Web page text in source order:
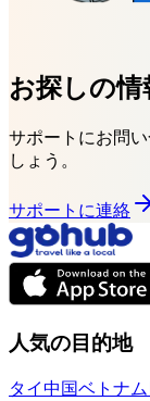
お探しの
サポートにお問
しょう。
サポートに連絡
人気の目的地
タイ中国ベトナム